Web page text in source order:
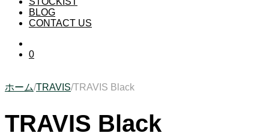
BLOG
CONTACT US
0
ホーム/TRAVIS/TRAVIS Black
TRAVIS Black